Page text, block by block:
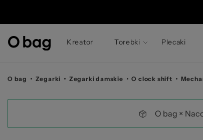
©
Kreator Torebki Plecaki
O bag Zegarki Zegarki damskie O clock shift
O bag ×